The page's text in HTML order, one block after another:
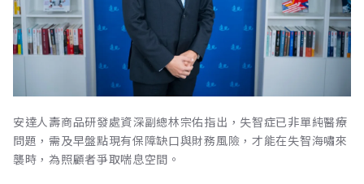
安達人壽商品研發處資深副總林宗佑指出，失智症已非單純醫療
問題，需及早盤點現有保障缺口與財務風險，才能在失智海嘯來
襲時，為照顧者爭取喘息空間。